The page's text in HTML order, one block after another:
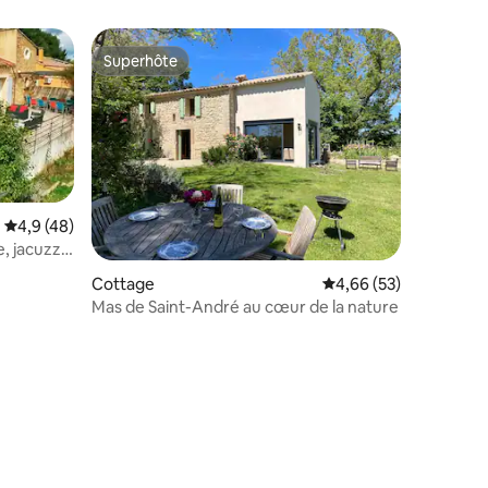
: 4,78 sur 5
Évaluation moyenne sur la base de 48 commentaires : 4,9 sur 5
4,9 (48)
jacuzzi)
Superhôte
Superhôte
Cottage Évaluation moyenne
4,66 (53)
Mas de Saint-André au cœur de la nature